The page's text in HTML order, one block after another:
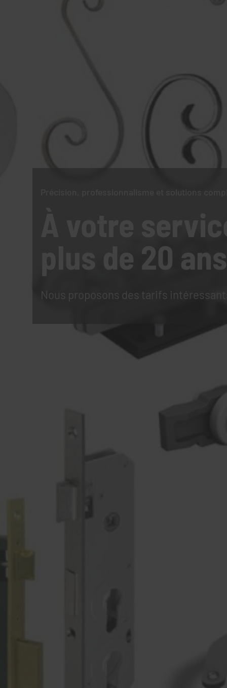
Précision, professionnalisme et solutions
À votre
plus de 20 ans
Nous proposons des tarifs